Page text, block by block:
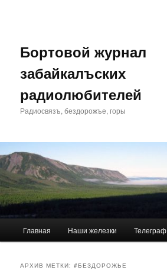
Бортовой журнал
забайкалъских
радиолюбителей
Радиосвязъ, бездорожъе, горы
Главная Наши железки Телеграф
АРХИВ МЕТКИ:#БЕЗДОРОЖЬЕ